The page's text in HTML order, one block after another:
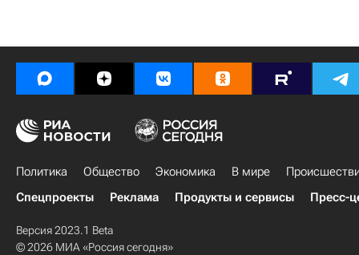
Политика Общество Экономика В мире
Спецпроекты
Реклама Продукты и сервисы Пресс-
Версия 2023.1 Beta
© 2026 МИА «Россия сегодня»